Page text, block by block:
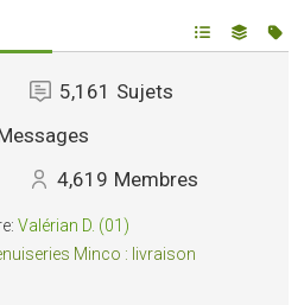
5,161 Sujets
4,619 Membres
Valérian D. (01)
Minco : livraison